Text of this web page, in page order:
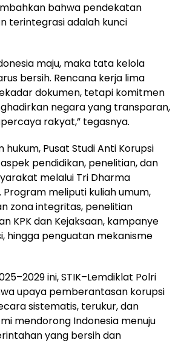
bahwa pendekatan
terintegrasi adalah kunci
maju, maka tata kelola
bersih. Rencana kerja lima
dokumen, tetapi komitmen
negara yang transparan,
rakyat,” tegasnya.
hukum, Pusat Studi Anti Korupsi
pendidikan, penelitian, dan
melalui Tri Dharma
Program meliputi kuliah umum,
zona integritas, penelitian
KPK dan Kejaksaan, kampanye
hingga penguatan mekanisme
ini, STIK–Lemdiklat Polri
upaya pemberantasan korupsi
sistematis, terukur, dan
mendorong Indonesia menuju
yang bersih dan